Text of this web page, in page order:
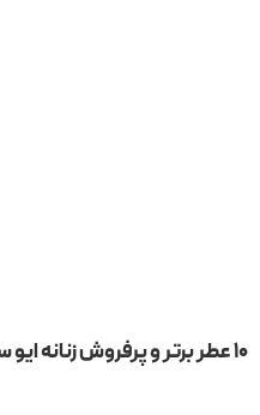
۱۰ عطر برتر و پرفروش زنانه ایو سن لورن (YSL) که باید بشناسید